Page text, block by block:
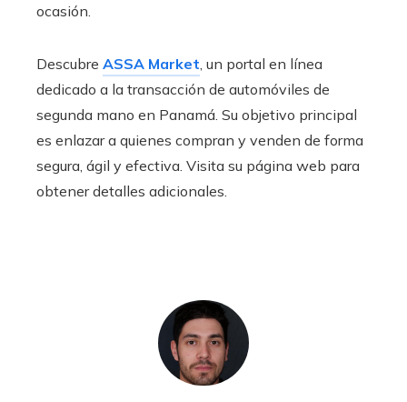
ocasión.
Descubre ASSA Market , un portal en línea
dedicado a la transacción de automóviles de
segunda mano en Panamá. Su objetivo principal
es enlazar a quienes compran y venden de forma
segura, ágil y efectiva. Visita su página web para
obtener detalles adicionales.